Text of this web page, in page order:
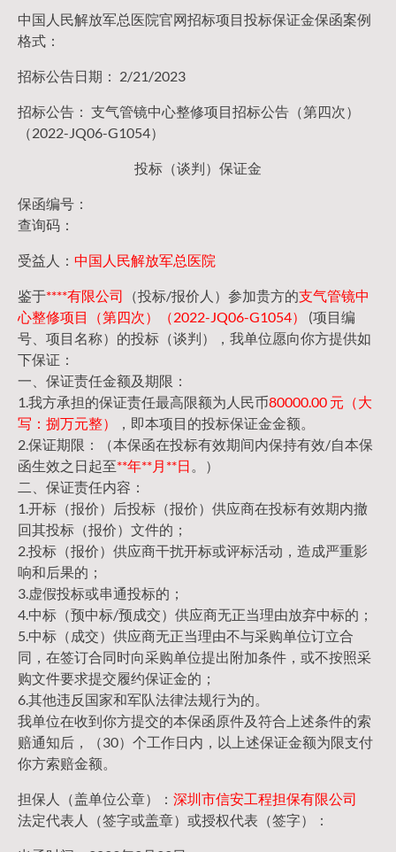
中国人民解放军总医院官网招标项目投标保证金保函案例
格式：
招标公告日期： 2/21/2023
招标公告： 支气管镜中心整修项目招标公告（第四次）
（2022-JQ06-G1054）
投标（谈判）保证金
保函编号：
查询码：
受益人： 中国人民解放军总医院
鉴于****有限公司 （投标/报价人）参加贵方的支气管镜中
心整修项目（第四次）（2022-JQ06-G1054）
(项目编
号、项目名称）的投标（谈判），我单位愿向你方提供如
下保证：
一、保证责任金额及期限：
1.我方承担的保证责任最高限额为人民币80000.00 元（大
写：捌万元整）
，即本项目的投标保证金金额。
2.保证期限：（本保函在投标有效期间内保持有效/自本保
函生效之日起至**年**月**日 。）
二、保证责任内容：
1.开标（报价）后投标（报价）供应商在投标有效期内撤
回其投标（报价）文件的；
2.投标（报价）供应商干扰开标或评标活动，造成严重影
响和后果的；
3.虚假投标或串通投标的；
4.中标（预中标/预成交）供应商无正当理由放弃中标的；
5.中标（成交）供应商无正当理由不与采购单位订立合
同，在签订合同时向采购单位提出附加条件，或不按照采
购文件要求提交履约保证金的；
6.其他违反国家和军队法律法规行为的。
我单位在收到你方提交的本保函原件及符合上述条件的索
赔通知后，（30）个工作日内，以上述保证金额为限支付
你方索赔金额。
担保人（盖单位公章）： 深圳市信安工程担保有限公司
法定代表人（签字或盖章）或授权代表（签字）：